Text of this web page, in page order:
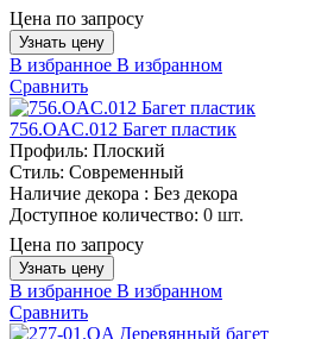
Цена по запросу
Узнать цену
В избранное В избранном
Сравнить
756.OAC.012 Багет пластик
Профиль: Плоский
Стиль: Современный
Наличие декора : Без декора
Доступное количество: 0 шт.
Цена по запросу
Узнать цену
В избранное В избранном
Сравнить